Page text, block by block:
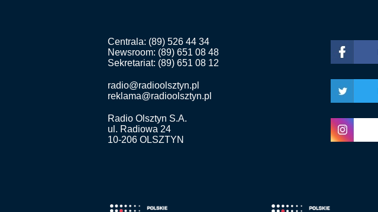
Centrala: (89) 526 44 34
Newsroom: (89) 651 08 48
Sekretariat: (89) 651 08 12
radio@radioolsztyn.pl
reklama@radioolsztyn.pl
Radio Olsztyn S.A.
ul. Radiowa 24
10-206 OLSZTYN